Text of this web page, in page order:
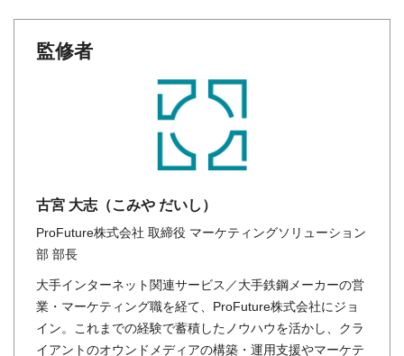
監修者
古宮 大志（こみや だいし）
ProFuture株式会社 取締役 マーケティングソリューション
部 部長
大手インターネット関連サービス／大手鉄鋼メーカーの営
業・マーケティング職を経て、ProFuture株式会社にジョ
イン。これまでの経験で蓄積したノウハウを活かし、クラ
イアントのオウンドメディアの構築・運用支援やマーケテ